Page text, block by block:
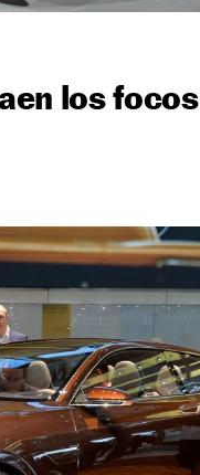
los focos